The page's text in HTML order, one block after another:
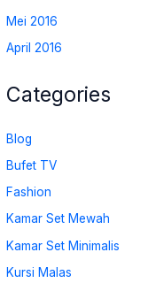
Mei 2016
April 2016
Categories
Blog
Bufet TV
Fashion
Kamar Set Mewah
Kamar Set Minimalis
Kursi Malas